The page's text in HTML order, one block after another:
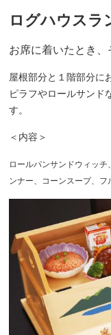
ログハウス
お席に着いたとき
屋根部分と１階部分に
ピラフやロールサンド
す。
＜内容＞
ロールパンサンドウィッ
ンナー、コーンスープ、